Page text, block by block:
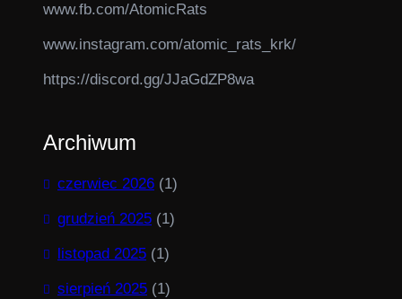
www.fb.com/AtomicRats
www.instagram.com/atomic_rats_krk/
https://discord.gg/JJaGdZP8wa
Archiwum
czerwiec 2026 (1)
grudzień 2025 (1)
listopad 2025 (1)
sierpień 2025 (1)